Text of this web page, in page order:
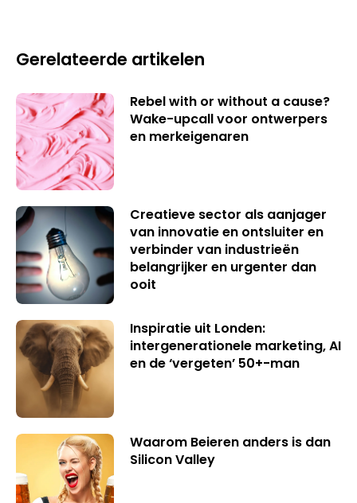
Gerelateerde artikelen
Rebel with or without a cause?
Wake-upcall voor ontwerpers
en merkeigenaren
Creatieve sector als aanjager
van innovatie en ontsluiter en
verbinder van industrieën
belangrijker en urgenter dan
ooit
Inspiratie uit Londen:
intergenerationele marketing, AI
en de ‘vergeten’ 50+-man
Waarom Beieren anders is dan
Silicon Valley